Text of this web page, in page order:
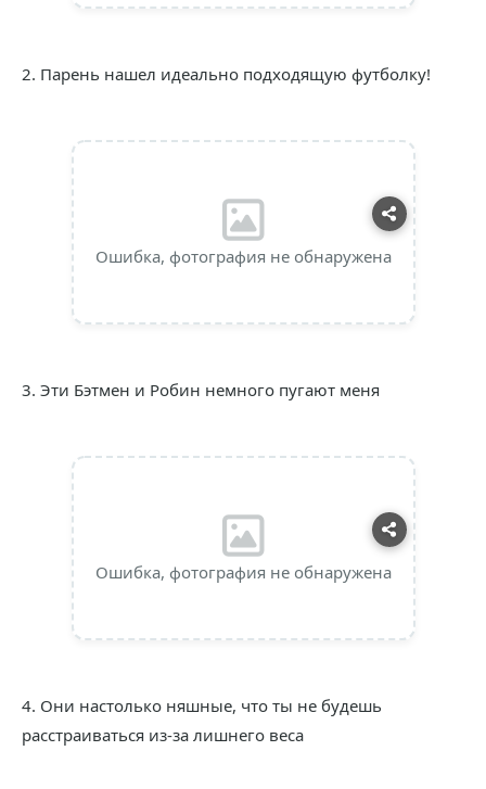
2. Парень нашел идеально подходящую футболку!
Ошибка, фотография не обнаружена
3. Эти Бэтмен и Робин немного пугают меня
Ошибка, фотография не обнаружена
4. Они настолько няшные, что ты не будешь
расстраиваться из-за лишнего веса